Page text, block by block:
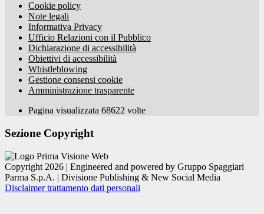
Cookie policy
Note legali
Informativa Privacy
Ufficio Relazioni con il Pubblico
Dichiarazione di accessibilità
Obiettivi di accessibilità
Whistleblowing
Gestione consensi cookie
Amministrazione trasparente
Pagina visualizzata 68622 volte
Sezione Copyright
Copyright 2026 | Engineered and powered by Gruppo Spaggiari
Parma S.p.A. | Divisione Publishing & New Social Media
Disclaimer trattamento dati personali